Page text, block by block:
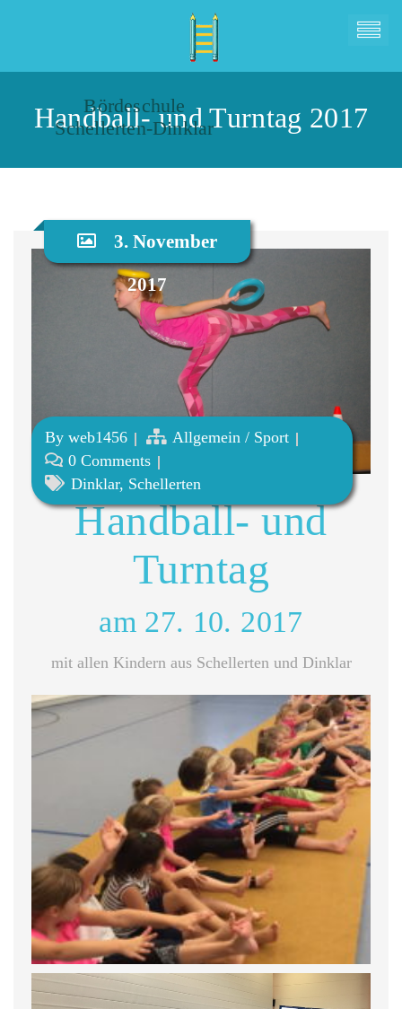
Bördeschule
Schellerten-Dinklar
Handball- und Turntag 2017
3. November
2017
By web1456 Allgemein / Sport
0 Comments
Dinklar, Schellerten
Handball- und
Turntag
am 27. 10. 2017
mit allen Kindern aus Schellerten und Dinklar